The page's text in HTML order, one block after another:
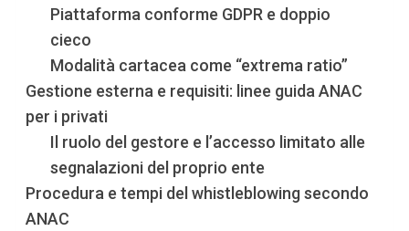
Piattaforma conforme GDPR e doppio
cieco
Modalità cartacea come “extrema ratio”
Gestione esterna e requisiti: linee guida ANAC
per i privati
Il ruolo del gestore e l’accesso limitato alle
segnalazioni del proprio ente
Procedura e tempi del whistleblowing secondo
ANAC